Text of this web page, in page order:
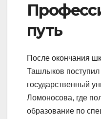
путь
После окончания
Ташлыков поступил
государственный
Ломоносова, где
образование по